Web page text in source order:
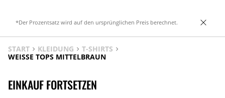
*Der Prozentsatz wird auf den ursprünglichen Preis berechnet.
START KLEIDUNG
T-SHIRTS
WEISSE TOPS MITTELBRAUN
EINKAUF FORTSETZEN